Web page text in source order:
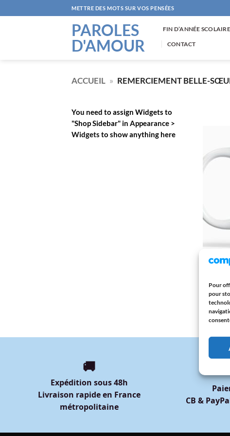
Pour
pour
au
METTRE DES MOTS SUR VOS PENSÉES
PAROLES
D'AMOUR
FIN D’ANNÉE SCOLAIRE
CONTACT
ACCUEIL » REMERCIEMENT BELLE-
You need to assign Widgets to
"Shop Sidebar" in Appearance >
Widgets to show anything here
MUG
Mug «
Sœur,
Tasse
12,95€
🚚
Expédition sous 48h
Livraison rapide en France
métropolitaine
CB &